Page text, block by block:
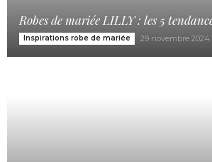
Robes de mariée LILLY : les 5
Inspirations robe de mariée 29 novembre 2024